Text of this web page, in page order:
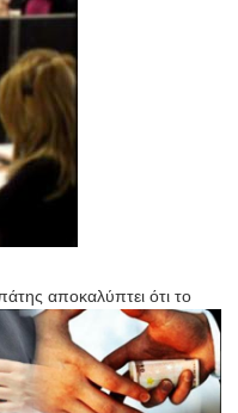
αποκαλύπτει ότι το